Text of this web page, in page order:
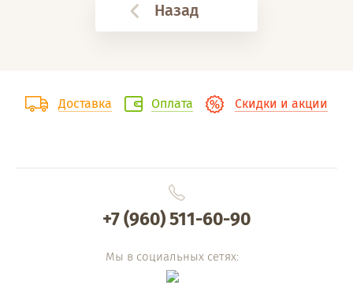
Назад
Доставка Оплата Скидки и акции
+7 (960) 511-60-90
Мы в социальных сетях: